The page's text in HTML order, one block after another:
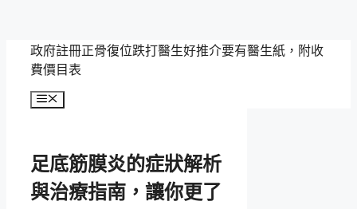
政府註冊正骨復位跌打醫生好推介要有醫生紙，附收
費價目表
選
足底筋膜炎的症狀解析
與治療指南，讓你更了